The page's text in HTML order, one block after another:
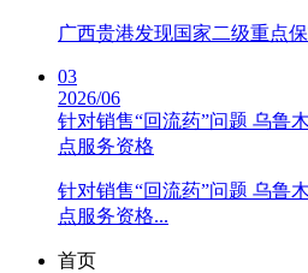
广西贵港发现国家二级重点
03
2026/06
针对销售“回流药”问题 乌鲁
点服务资格
针对销售“回流药”问题 乌鲁
点服务资格...
首页